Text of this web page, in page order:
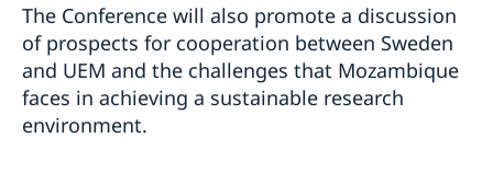
The Conference will also promote a discussion
of prospects for cooperation between Sweden
and UEM and the challenges that Mozambique
faces in achieving a sustainable research
environment.